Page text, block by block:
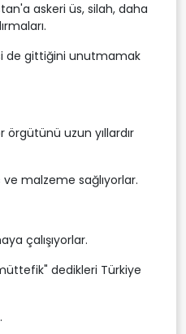
askeri üs, silah, daha
de gittiğini unutmamak
örgütünü uzun yıllardır
malzeme sağlıyorlar.
çalışıyorlar.
dedikleri Türkiye